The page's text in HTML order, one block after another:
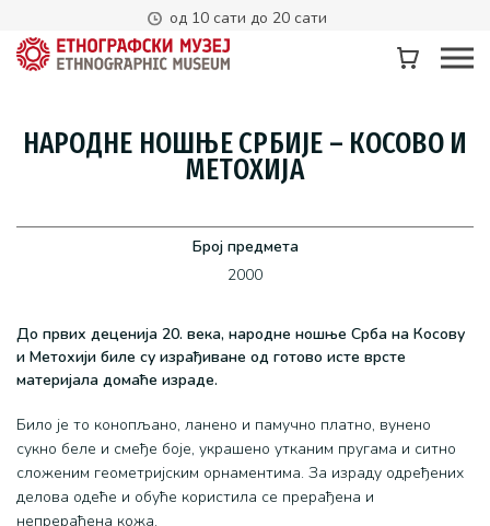
од 10 сати до 20 сати
НАРОДНЕ НОШЊЕ СРБИЈЕ – КОСОВО И
МЕТОХИЈА
Број предмета
2000
До првих деценија 20. века, народне ношње Срба на Косову
и Метохији биле су израђиване од готово исте врсте
материјала домаће израде.
Било је то конопљано, ланено и памучно платно, вунено
сукно беле и смеђе боје, украшено утканим пругама и ситно
сложеним геометријским орнаментима. За израду одређених
делова одеће и обуће користила се прерађена и
непрерађена кожа.
КОШУЉА
бр. 29038
од памучног платна тканог у две нити. Вез је
жицом, концем од памука и пређом од вуне разних
украшен белом чипком са шљокицама.
код Приштине, централно Косово и Метохија
19. и почетак 20. века